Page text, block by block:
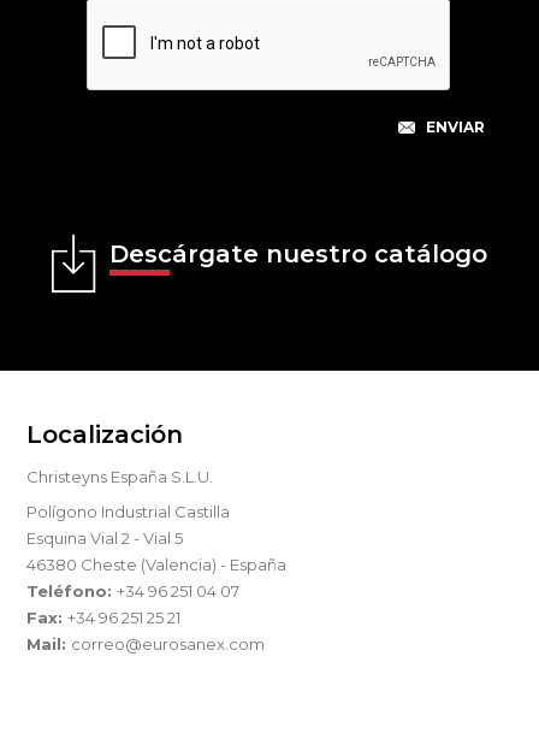
Descárgate nuestro catálogo
Localización
Christeyns España S.L.U.
Polígono Industrial Castilla
Esquina Vial 2 - Vial 5
46380 Cheste (Valencia) - España
Teléfono:+34 96 251 04 07
Fax:+34 96 251 25 21
Mail: correo@eurosanex.com